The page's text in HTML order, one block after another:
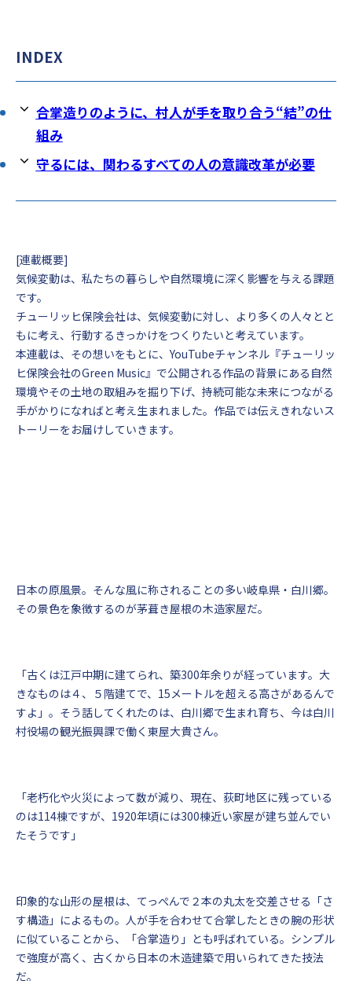
INDEX
合掌造りのように、村人が手を取り合う“結”の仕
組み
守るには、関わるすべての人の意識改革が必要
[連載概要]
気候変動は、私たちの暮らしや自然環境に深く影響を与える課題
です。
チューリッヒ保険会社は、気候変動に対し、より多くの人々とと
もに考え、行動するきっかけをつくりたいと考えています。
本連載は、その想いをもとに、YouTubeチャンネル『チューリッ
ヒ保険会社のGreen Music』で公開される作品の背景にある自然
環境やその土地の取組みを掘り下げ、持続可能な未来につながる
手がかりになればと考え生まれました。作品では伝えきれないス
トーリーをお届けしていきます。
日本の原風景。そんな風に称されることの多い岐阜県・白川郷。
その景色を象徴するのが茅葺き屋根の木造家屋だ。
「古くは江戸中期に建てられ、築300年余りが経っています。大
きなものは４、５階建てで、15メートルを超える高さがあるんで
すよ」。そう話してくれたのは、白川郷で生まれ育ち、今は白川
村役場の観光振興課で働く東屋大貴さん。
「老朽化や火災によって数が減り、現在、荻町地区に残っている
のは114棟ですが、1920年頃には300棟近い家屋が建ち並んでい
たそうです」
印象的な山形の屋根は、てっぺんで２本の丸太を交差させる「さ
す構造」によるもの。人が手を合わせて合掌したときの腕の形状
に似ていることから、「合掌造り」とも呼ばれている。シンプル
で強度が高く、古くから日本の木造建築で用いられてきた技法
だ。